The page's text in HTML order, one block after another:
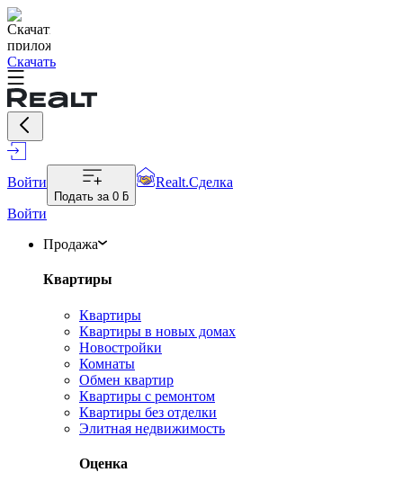
Скачать
Войти
Подать за 0 ƃ
Realt.Сделка
Войти
Продажа
Квартиры
Квартиры
Квартиры в новых домах
Новостройки
Комнаты
Обмен квартир
Квартиры с ремонтом
Квартиры без отделки
Элитная недвижимость
Оценка